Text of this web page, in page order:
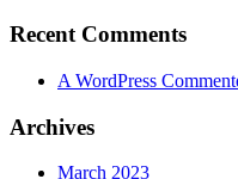
Recent Comments
A WordPress
Archives
March 2023